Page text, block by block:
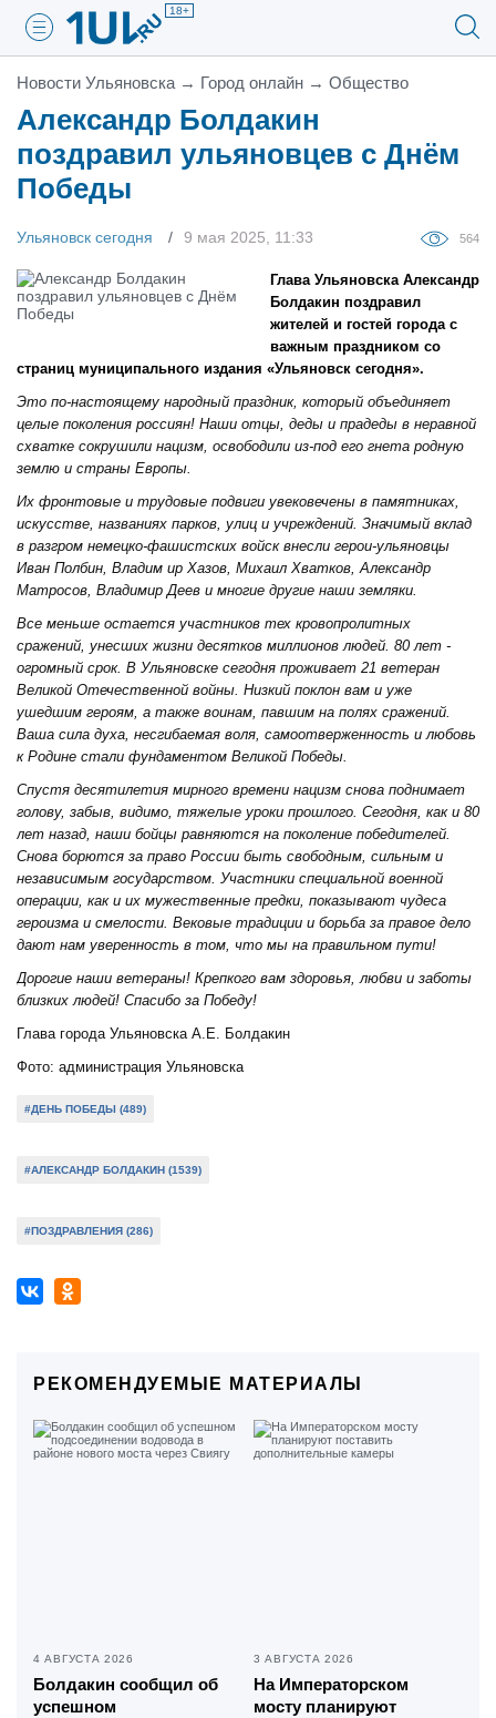
18+
Новости Ульяновска → Город онлайн → Общество
Александр Болдакин
поздравил ульяновцев с Днём
Победы
Ульяновск сегодня 9 мая 2025, 11:33 564
Глава Ульяновска Александр
Болдакин поздравил
жителей и гостей города с
важным праздником со
страниц муниципального издания «Ульяновск сегодня».
Это по-настоящему народный праздник, который объединяет
целые поколения россиян! Наши отцы, деды и прадеды в неравной
схватке сокрушили нацизм, освободили из-под его гнета родную
землю и страны Европы.
Их фронтовые и трудовые подвиги увековечены в памятниках,
искусстве, названиях парков, улиц и учреждений. Значимый вклад
в разгром немецко-фашистских войск внесли герои-ульяновцы
Иван Полбин, Владим ир Хазов, Михаил Хватков, Александр
Матросов, Владимир Деев и многие другие наши земляки.
Все меньше остается участников тех кровопролитных
сражений, унесших жизни десятков миллионов людей. 80 лет -
огромный срок. В Ульяновске сегодня проживает 21 ветеран
Великой Отечественной войны. Низкий поклон вам и уже
ушедшим героям, а также воинам, павшим на полях сражений.
Ваша сила духа, несгибаемая воля, самоотверженность и любовь
к Родине стали фундаментом Великой Победы.
Спустя десятилетия мирного времени нацизм снова поднимает
голову, забыв, видимо, тяжелые уроки прошлого. Сегодня, как и 80
лет назад, наши бойцы равняются на поколение победителей.
Снова борются за право России быть свободным, сильным и
независимым государством. Участники специальной военной
операции, как и их мужественные предки, показывают чудеса
героизма и смелости. Вековые традиции и борьба за правое дело
дают нам уверенность в том, что мы на правильном пути!
Дорогие наши ветераны! Крепкого вам здоровья, любви и заботы
близких людей! Спасибо за Победу!
Глава города Ульяновска А.Е. Болдакин
Фото: администрация Ульяновска
#ДЕНЬ ПОБЕДЫ (489)
#АЛЕКСАНДР БОЛДАКИН (1539)
#ПОЗДРАВЛЕНИЯ (286)
РЕКОМЕНДУЕМЫЕ МАТЕРИАЛЫ
4 АВГУСТА 2026
Болдакин сообщил об
успешном
3 АВГУСТА 2026
На Императорском
мосту планируют